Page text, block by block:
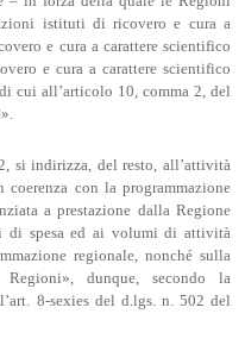
istituti di ricovero e cura a
e cura a carattere scientifico
e cura a carattere scientifico
cui all’articolo 10, comma 2, del
si indirizza, del resto, all’attività
con la programmazione
a prestazione dalla Regione
di spesa ed ai volumi di attività
regionale, nonché sulla
dunque, secondo la
8-sexies del d.lgs. n. 502 del